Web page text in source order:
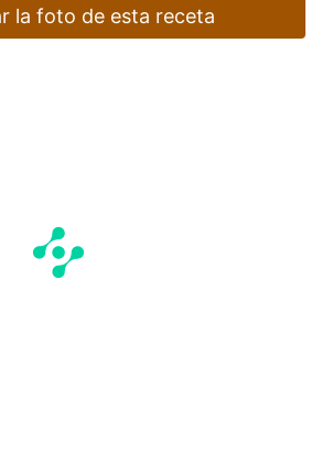
la foto de esta receta